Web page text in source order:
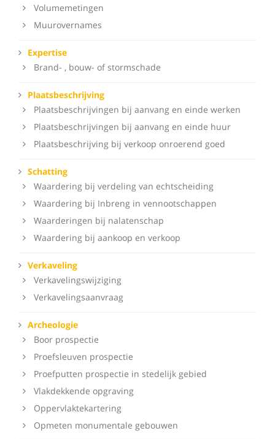
Volumemetingen
Muurovernames
Expertise
Brand- , bouw- of stormschade
Plaatsbeschrijving
Plaatsbeschrijvingen bij aanvang en einde werken
Plaatsbeschrijvingen bij aanvang en einde huur
Plaatsbeschrijving bij verkoop onroerend goed
Schatting
Waardering bij verdeling van echtscheiding
Waardering bij Inbreng in vennootschappen
Waarderingen bij nalatenschap
Waardering bij aankoop en verkoop
Verkaveling
Verkavelingswijziging
Verkavelingsaanvraag
Archeologie
Boor prospectie
Proefsleuven prospectie
Proefputten prospectie in stedelijk gebied
Vlakdekkende opgraving
Oppervlaktekartering
Opmeten monumentale gebouwen